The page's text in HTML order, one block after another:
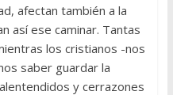
afectan también a la
así ese caminar. Tantas
los cristianos -nos
saber guardar la
y cerrazones